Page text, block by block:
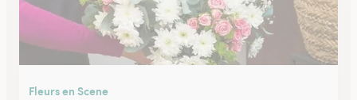
Fleurs en Scene